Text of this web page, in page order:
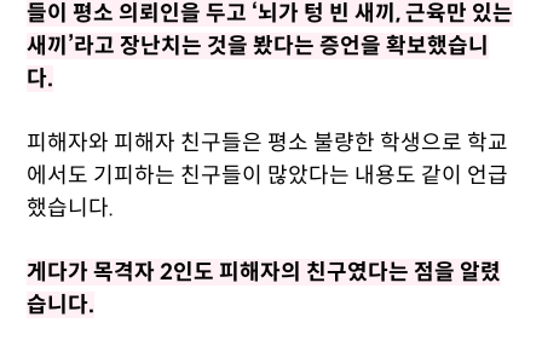
들이 평소 의뢰인을 두고 ‘뇌가 텅 빈 새끼, 근육만 있는
새끼’라고 장난치는 것을 봤다는 증언을 확보했습니
다.
피해자와 피해자 친구들은 평소 불량한 학생으로 학교
에서도 기피하는 친구들이 많았다는 내용도 같이 언급
했습니다.
게다가 목격자 2인도 피해자의 친구였다는 점을 알렸
습니다.